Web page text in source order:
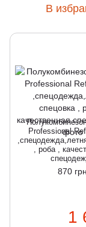
В
Professional
, роба ,
870 грн
1